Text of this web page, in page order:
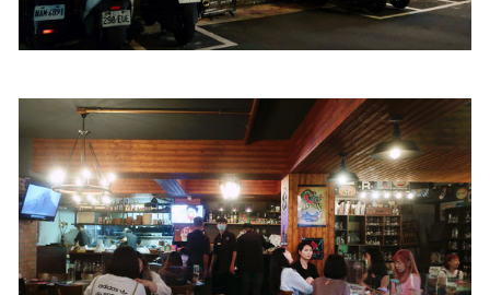
影音區
歷史區
關於Yilan
個人著作
活動實況記錄
媒體報導一覽